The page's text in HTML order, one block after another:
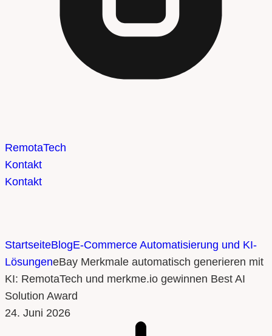
RemotaTech
Kontakt
Kontakt
StartseiteBlogE-Commerce Automatisierung und KI-
LösungeneBay Merkmale automatisch generieren mit
KI: RemotaTech und merkme.io gewinnen Best AI
Solution Award
24. Juni 2026